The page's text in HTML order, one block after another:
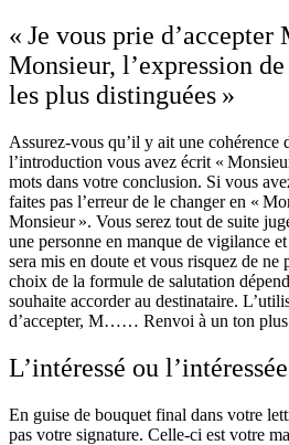
« Je vous prie d’accepter
Monsieur, l’expression
les plus distinguées »
Assurez-vous qu’il y ait une cohérence
l’introduction vous avez écrit «
mots dans votre conclusion. Si vous
faites pas l’erreur de le changer en «
Monsieur ». Vous serez tout de suite
une personne en manque de vigilance
sera mis en doute et vous risquez de ne
choix de la formule de salutation
souhaite accorder au destinataire.
d’accepter, M…… Renvoi à un ton
L’intéressé ou l’intéressée
En guise de bouquet final dans votre
pas votre signature. Celle-ci est votre